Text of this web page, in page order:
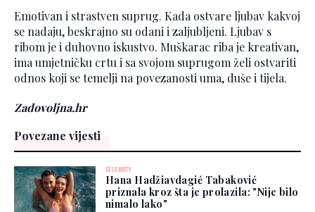
Emotivan i strastven suprug. Kada ostvare ljubav kakvoj
se nadaju, beskrajno su odani i zaljubljeni. Ljubav s
ribom je i duhovno iskustvo. Muškarac riba je kreativan,
ima umjetničku crtu i sa svojom suprugom želi ostvariti
odnos koji se temelji na povezanosti uma, duše i tijela.
Zadovoljna.hr
Povezane vijesti
CELEBRITY
Hana Hadžiavdagić Tabaković
priznala kroz šta je prolazila: "Nije bilo
nimalo lako"